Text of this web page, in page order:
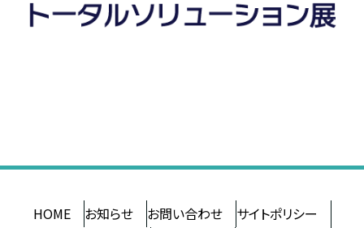
HOME お知らせ お問い合わせ
サイトポリシー